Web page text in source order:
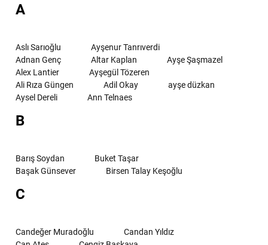
A
Aslı Sarıoğlu
Ayşenur Tanrıverdi
Adnan Genç
Altar Kaplan
Ayşe Şaşmazel
Alex Lantier
Ayşegül Tözeren
Ali Rıza Güngen
Adil Okay
ayşe düzkan
Aysel Dereli
Ann Telnaes
B
Barış Soydan
Buket Taşar
Başak Günsever
Birsen Talay Keşoğlu
C
Candeğer Muradoğlu
Candan Yıldız